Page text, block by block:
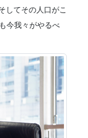
してその人口がこ
今我々がやるべ